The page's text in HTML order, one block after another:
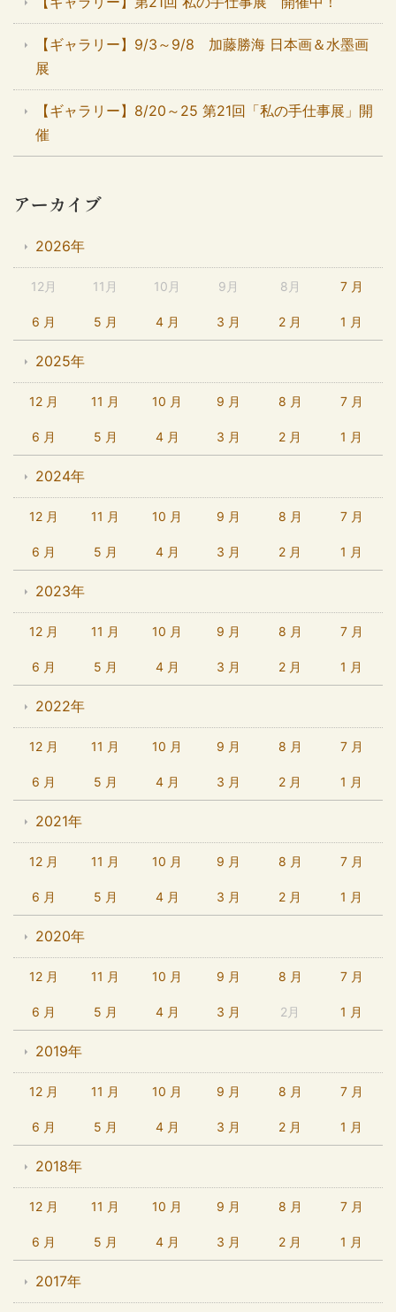
【ギャラリー】9/3～9/8 加藤勝海 日本画＆水墨画
展
【ギャラリー】8/20～25 第21回「私の手仕事展」開
催
アーカイブ
2026年
12月 11月 10月 9月 8月 7 月
6 月 5 月 4 月 3 月 2 月 1 月
2025年
12 月 11 月 10 月 9 月 8 月 7 月
6 月 5 月 4 月 3 月 2 月 1 月
2024年
12 月 11 月 10 月 9 月 8 月 7 月
6 月 5 月 4 月 3 月 2 月 1 月
2023年
12 月 11 月 10 月 9 月 8 月 7 月
6 月 5 月 4 月 3 月 2 月 1 月
2022年
12 月 11 月 10 月 9 月 8 月 7 月
6 月 5 月 4 月 3 月 2 月 1 月
2021年
12 月 11 月 10 月 9 月 8 月 7 月
6 月 5 月 4 月 3 月 2 月 1 月
2020年
12 月 11 月 10 月 9 月 8 月 7 月
6 月 5 月 4 月 3 月 2月 1 月
2019年
12 月 11 月 10 月 9 月 8 月 7 月
6 月 5 月 4 月 3 月 2 月 1 月
2018年
12 月 11 月 10 月 9 月 8 月 7 月
6 月 5 月 4 月 3 月 2 月 1 月
2017年